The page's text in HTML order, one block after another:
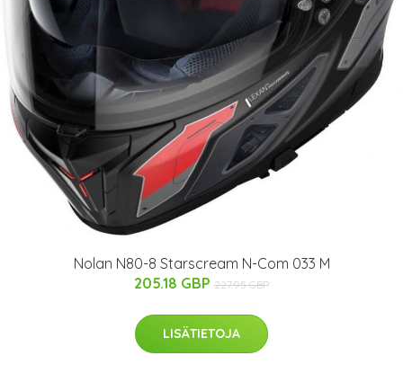
Nolan N80-8 Starscream N-Com 033 M
205.18 GBP 227.95 GBP
LISÄTIETOJA